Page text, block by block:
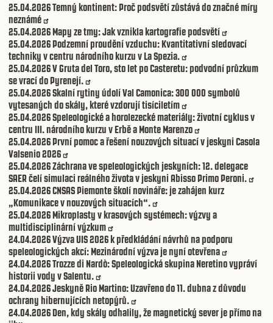
25.04.2026Temný kontinent: Proč podsvětí zůstává do značné míry
neznámé
25.04.2026Mapy ze tmy: Jak vznikla kartografie podsvětí
25.04.2026Podzemní proudění vzduchu: Kvantitativní sledovací
techniky v centru národního kurzu v La Spezia.
25.04.2026V Gruta del Toro, sto let po Casteretu: podvodní průzkum
se vrací do Pyrenejí.
25.04.2026Skalní rytiny údolí Val Camonica: 300 000 symbolů
vytesaných do skály, které vzdorují tisíciletím
25.04.2026Speleologické a horolezecké materiály: životní cyklus v
centru III. národního kurzu v Erbě a Monte Marenzo
25.04.2026První pomoc a řešení nouzových situací v jeskyni Casola
Valsenio 2026
25.04.2026Záchrana ve speleologických jeskyních: 12. delegace
SAER čelí simulaci reálného života v jeskyni Abisso Primo Peroni.
25.04.2026CNSAS Piemonte školí novináře: je zahájen kurz
„Komunikace v nouzových situacích“.
25.04.2026Mikroplasty v krasových systémech: výzvy a
multidisciplinární výzkum
24.04.2026Výzva UIS 2026 k předkládání návrhů na podporu
speleologických akcí: Mezinárodní výzva je nyní otevřena
24.04.2026Trozze di Nardò: Speleologická skupina Neretino vypráví
historii vody v Salentu.
24.04.2026Jeskyně Rio Martino: Uzavřeno do 11. dubna z důvodu
ochrany hibernujících netopýrů.
24.04.2026Den, kdy skály odhalily, že magnetický sever je přímo na